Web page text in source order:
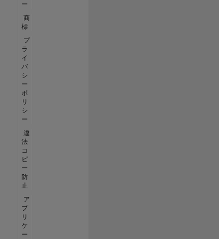
ー
商
標
プ
ラ
イ
バ
シ
ー
ポ
リ
シ
ー
違
法
コ
ピ
ー
防
止
ア
プ
リ
ケ
ー